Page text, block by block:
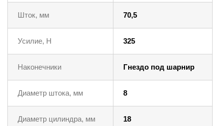
Шток, мм 70,5
Усилие, Н 325
Наконечники Гнездо под шарнир
Диаметр штока, мм 8
Диаметр цилиндра, мм 18